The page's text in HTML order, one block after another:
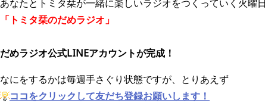
あなたとトミタ栞が一緒に楽しいラジオをつくっていく火曜日
「トミタ栞のだめラジオ」
だめラジオ公式LINEアカウントが完成！
なにをするかは毎週手さぐり状態ですが、とりあえず
ココをクリックして友だち登録お願いします！